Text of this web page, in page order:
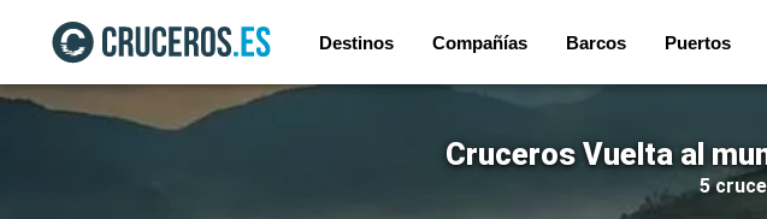
Destinos Compañías Barcos Puertos
Cruceros Vuelta al
5